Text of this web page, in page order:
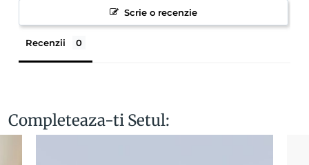
Scrie o recenzie
Recenzii
Completeaza-ti Setul: